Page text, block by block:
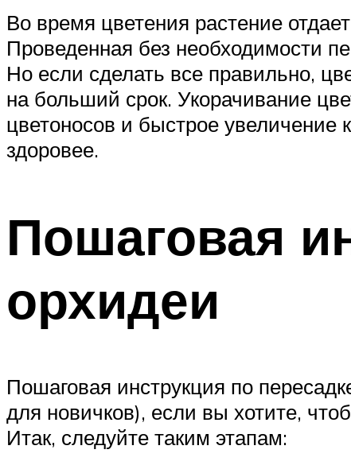
Во время цветения растение
Проведенная без необходимости
Но если сделать все правильно,
на больший срок. Укорачивание
цветоносов и быстрое увеличение
здоровее.
Пошаговая
орхидеи
Пошаговая инструкция по
для новичков), если вы хотите,
Итак, следуйте таким этапам: